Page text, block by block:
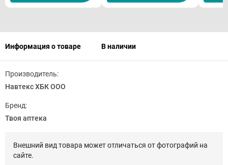
Информация о товаре В наличии
Производитель:
Навтекс ХБК ООО
Бренд:
Твоя аптека
Внешний вид товара может отличаться от фотографий на
сайте.